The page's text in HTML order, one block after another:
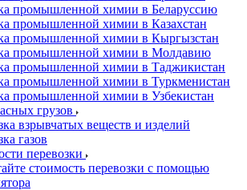
промышленной химии в Беларуссию
промышленной химии в Казахстан
промышленной химии в Кыргызстан
промышленной химии в Молдавию
промышленной химии в Таджикистан
промышленной химии в Туркменистан
промышленной химии в Узбекистан
грузов
взрывчатых веществ и изделий
газов
перевозки
стоимость перевозки с помощью